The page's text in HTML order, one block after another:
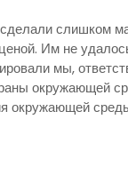
слишком
Им не
мы,
окружающей
окружающей